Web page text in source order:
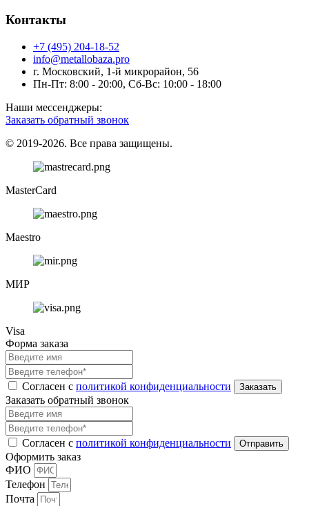
Контакты
+7 (495) 204-18-52
info@metallobaza.pro
г. Московский, 1-й микрорайон, 56
Пн-Пт: 8:00 - 20:00, Сб-Вс: 10:00 - 18:00
Наши мессенджеры:
Заказать обратный звонок
© 2019-2026. Все права защищены.
MasterCard
Maestro
МИР
Visa
Форма заказа
Согласен с политикой конфиденциальности
Заказать обратный звонок
Согласен с политикой конфиденциальности
Оформить заказ
ФИО
Телефон
Почта